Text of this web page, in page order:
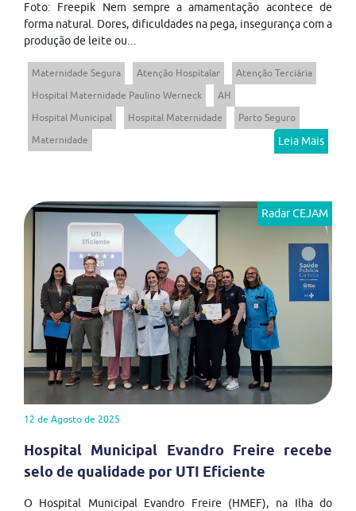
Foto: Freepik Nem sempre a amamentação acontece de
forma natural. Dores, dificuldades na pega, insegurança com a
produção de leite ou...
Maternidade Segura Atenção Hospitalar
Atenção Terciária
Hospital Maternidade Paulino Werneck
AH
Hospital Municipal
Hospital Maternidade
Parto Seguro
Maternidade
Leia Mais
Radar CEJAM
12 de Agosto de 2025
Hospital Municipal Evandro Freire recebe
selo de qualidade por UTI Eficiente
O Hospital Municipal Evandro Freire (HMEF), na Ilha do